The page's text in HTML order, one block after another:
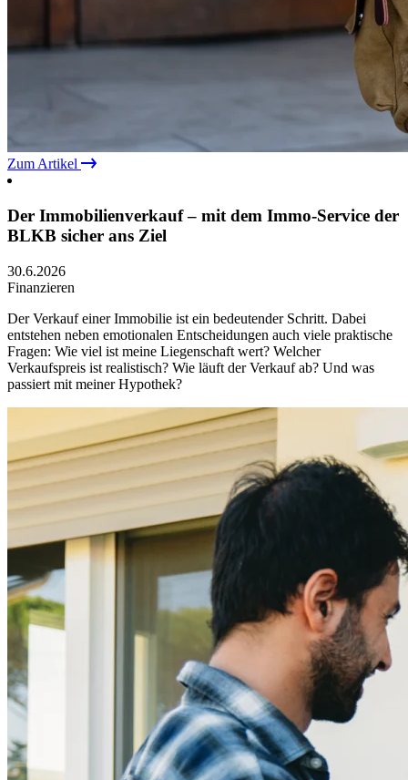
Zum Artikel
Der Immobilienverkauf – mit dem Immo-Service der
BLKB sicher ans Ziel
30.6.2026
Finanzieren
Der Verkauf einer Immobilie ist ein bedeutender Schritt. Dabei
entstehen neben emotionalen Entscheidungen auch viele praktische
Fragen: Wie viel ist meine Liegenschaft wert? Welcher
Verkaufspreis ist realistisch? Wie läuft der Verkauf ab? Und was
passiert mit meiner Hypothek?